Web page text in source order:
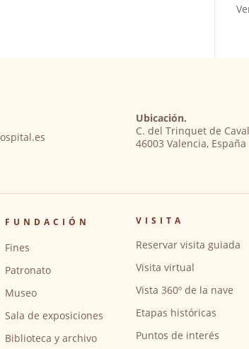
Ubicación.
C. del Trinquet de
46003 Valencia, España
FUNDACIÓN
Fines
Patronato
Museo
Sala de exposiciones
Biblioteca y archivo
VISITA
Reservar visita guiada
Visita virtual
Vista 360º de la nave
Etapas históricas
Puntos de interés